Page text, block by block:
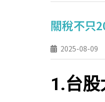
關稅不只
2025-08-09
1.台